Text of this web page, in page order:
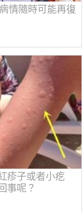
情隨時可能再復
疹子或者小疙
事呢？